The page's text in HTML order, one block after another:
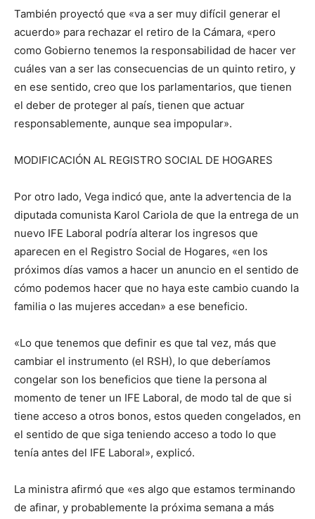
También proyectó que «va a ser muy difícil generar el
acuerdo» para rechazar el retiro de la Cámara, «pero
como Gobierno tenemos la responsabilidad de hacer ver
cuáles van a ser las consecuencias de un quinto retiro, y
en ese sentido, creo que los parlamentarios, que tienen
el deber de proteger al país, tienen que actuar
responsablemente, aunque sea impopular».
MODIFICACIÓN AL REGISTRO SOCIAL DE HOGARES
Por otro lado, Vega indicó que, ante la advertencia de la
diputada comunista Karol Cariola de que la entrega de un
nuevo IFE Laboral podría alterar los ingresos que
aparecen en el Registro Social de Hogares, «en los
próximos días vamos a hacer un anuncio en el sentido de
cómo podemos hacer que no haya este cambio cuando la
familia o las mujeres accedan» a ese beneficio.
«Lo que tenemos que definir es que tal vez, más que
cambiar el instrumento (el RSH), lo que deberíamos
congelar son los beneficios que tiene la persona al
momento de tener un IFE Laboral, de modo tal de que si
tiene acceso a otros bonos, estos queden congelados, en
el sentido de que siga teniendo acceso a todo lo que
tenía antes del IFE Laboral», explicó.
La ministra afirmó que «es algo que estamos terminando
de afinar, y probablemente la próxima semana a más